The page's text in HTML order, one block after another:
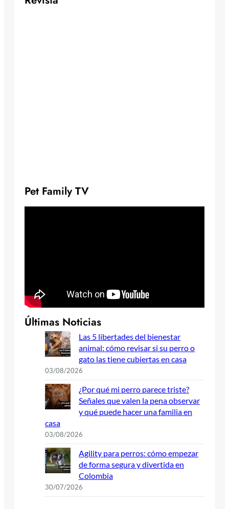
Pet Family TV
Últimas Noticias
Las 5 libertades del bienestar
animal: cómo revisar si su perro o
gato las tiene cubiertas en casa
03/08/2026
¿Por qué mi perro parece triste?
Señales que valen la pena observar
y qué puede hacer una familia en
casa
03/08/2026
Agility para perros: cómo empezar
de forma segura y divertida en
Colombia
30/07/2026